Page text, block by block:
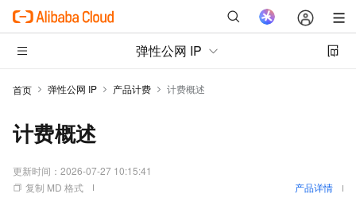
弹性公网 IP
首页 弹性公网 IP 产品计费 计费概述
计费概述
更新时间： 2026-07-27 10:15:41
复制 MD 格式
产品详情